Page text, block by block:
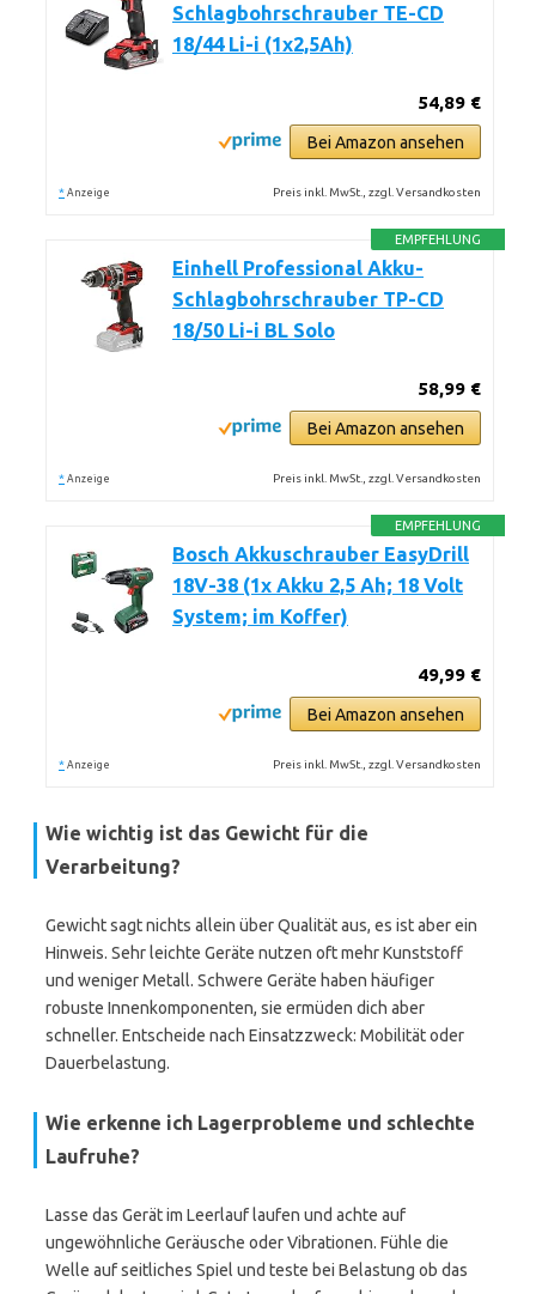
Schlagbohrschrauber TE-CD
18/44 Li-i (1x2,5Ah)
54,89 €
Bei Amazon ansehen
* Anzeige Preis inkl. MwSt., zzgl. Versandkosten
EMPFEHLUNG
Einhell Professional Akku-
Schlagbohrschrauber TP-CD
18/50 Li-i BL Solo
58,99 €
Bei Amazon ansehen
* Anzeige Preis inkl. MwSt., zzgl. Versandkosten
EMPFEHLUNG
Bosch Akkuschrauber EasyDrill
18V-38 (1x Akku 2,5 Ah; 18 Volt
System; im Koffer)
49,99 €
Bei Amazon ansehen
* Anzeige Preis inkl. MwSt., zzgl. Versandkosten
Wie wichtig ist das Gewicht für die
Verarbeitung?
Gewicht sagt nichts allein über Qualität aus, es ist aber ein
Hinweis. Sehr leichte Geräte nutzen oft mehr Kunststoff
und weniger Metall. Schwere Geräte haben häufiger
robuste Innenkomponenten, sie ermüden dich aber
schneller. Entscheide nach Einsatzzweck: Mobilität oder
Dauerbelastung.
Wie erkenne ich Lagerprobleme und schlechte
Laufruhe?
Lasse das Gerät im Leerlauf laufen und achte auf
ungewöhnliche Geräusche oder Vibrationen. Fühle die
Welle auf seitliches Spiel und teste bei Belastung ob das